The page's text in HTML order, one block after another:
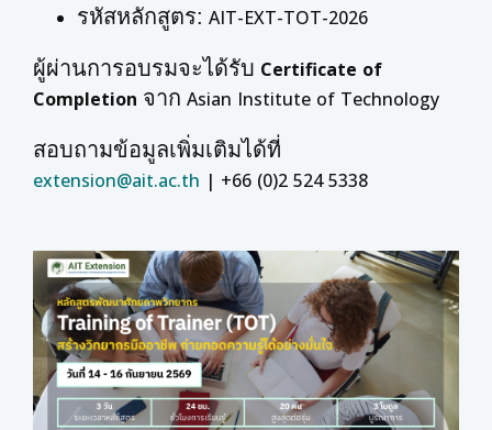
รหัสหลักสูตร: AIT-EXT-TOT-2026
ผู้ผ่านการอบรมจะได้รับ Certificate of
Completion จาก Asian Institute of Technology
สอบถามข้อมูลเพิ่มเติมได้ที่
extension@ait.ac.th | +66 (0)2 524 5338